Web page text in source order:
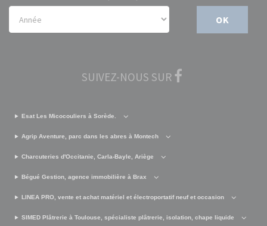
OK
SUIVEZ-NOUS SUR
Esat Les Micocouliers à Sorède.
Agrip Aventure, parc dans les abres à Montech
Charcuteries d'Occitanie, Carla-Bayle, Ariège
Bégué Gestion, agence immobilière à Brax
LINEA PRO, vente et achat matériel et électroportatif neuf et occasion
SIMED Plâtrerie à Toulouse, spécialiste plâtrerie, isolation, chape liquide